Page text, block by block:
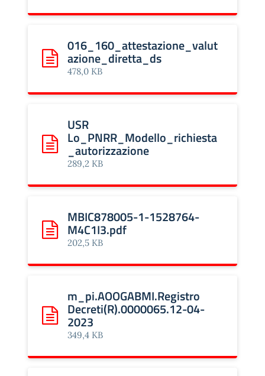
Scarica:
016_160_attestazione_valut
azione_diretta_ds
478,0 KB
Scarica: USR
USR
Lo_PNRR_Modello_richiesta
_autorizzazione
289,2 KB
Scarica: MBIC878005-1-1528764-M4C1I3.pdf
MBIC878005-1-1528764-
M4C1I3.pdf
202,5 KB
Scarica: m_pi.AOOGABMI.Registro
m_pi.AOOGABMI.Registro
Decreti(R).0000065.12-04-
2023
349,4 KB